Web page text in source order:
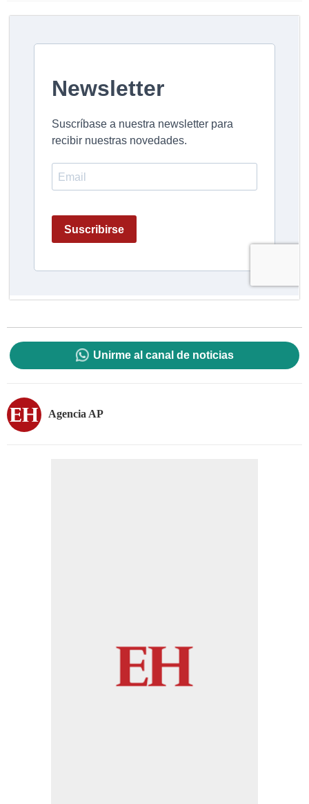
Unirme al canal de noticias
Agencia AP